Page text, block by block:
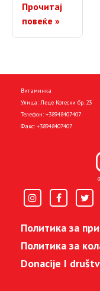
Прочитај
повеќе »
Витаминка
Улица: Леце Котески бр. 23
Телефон: +38948407407
Факс: +38948407407
Политика за
Политика за
Donacije I